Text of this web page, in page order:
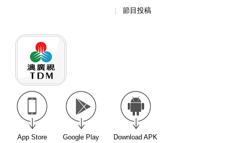
節目投稿
App Store Google Play Download APK